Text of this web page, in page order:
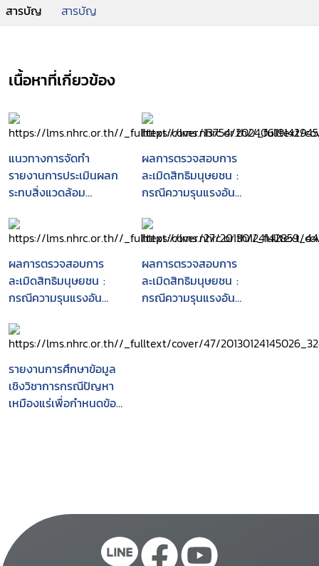
สารบัญ สารบัญ
เนื้อหาที่เกี่ยวข้อง
แนวทางการจัดทำ
รายงานการประเมินผลก
ระทบสิ่งแวดล้อม
อุตสาหกรรม หรือ
โครงการที่มีลักษณะเช่นดี
ยวกับนิคมอุตสาหกรรม
หรือโครงการจัดสรรที่ดิน
เพื่อการอุตสาหกรรม
ผลการตรวจสอบการ
ละเมิดสิทธิมนุษยชน :
กรณีความรุนแรงอัน
ก๊าซไทย-มาเลเซีย
ผลการตรวจสอบการ
ละเมิดสิทธิมนุษยชน :
กรณีความรุนแรงอัน
ก๊าซไทย-มาเลเซีย
ผลการตรวจสอบการ
ละเมิดสิทธิมนุษยชน :
กรณีความรุนแรงอัน
รายงานการศึกษาข้อมูล
เชิงวิชาการกรณีปัญหา
เหมืองแร่เพื่อกำหนดข้อ